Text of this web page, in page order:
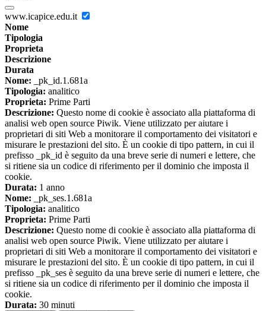
www.icapice.edu.it
Nome
Tipologia
Proprieta
Descrizione
Durata
Nome: _pk_id.1.681a
Tipologia: analitico
Proprieta: Prime Parti
Descrizione: Questo nome di cookie è associato alla piattaforma di
analisi web open source Piwik. Viene utilizzato per aiutare i
proprietari di siti Web a monitorare il comportamento dei visitatori e
misurare le prestazioni del sito. È un cookie di tipo pattern, in cui il
prefisso _pk_id è seguito da una breve serie di numeri e lettere, che
si ritiene sia un codice di riferimento per il dominio che imposta il
cookie.
Durata: 1 anno
Nome: _pk_ses.1.681a
Tipologia: analitico
Proprieta: Prime Parti
Descrizione: Questo nome di cookie è associato alla piattaforma di
analisi web open source Piwik. Viene utilizzato per aiutare i
proprietari di siti Web a monitorare il comportamento dei visitatori e
misurare le prestazioni del sito. È un cookie di tipo pattern, in cui il
prefisso _pk_ses è seguito da una breve serie di numeri e lettere, che
si ritiene sia un codice di riferimento per il dominio che imposta il
cookie.
Durata: 30 minuti